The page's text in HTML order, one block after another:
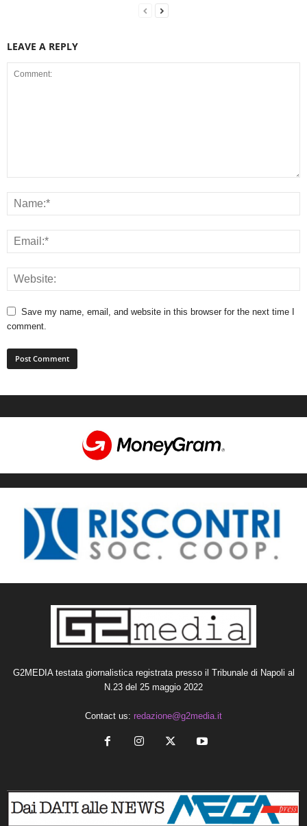
LEAVE A REPLY
Save my name, email, and website in this browser for the next time I
comment.
G2MEDIA testata giornalistica registrata presso il Tribunale di Napoli al
N.23 del 25 maggio 2022
Contact us: redazione@g2media.it